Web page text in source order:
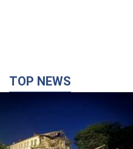
TOP NEWS